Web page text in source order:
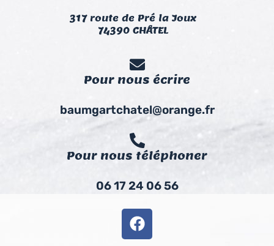
317 route de Pré la Joux
74390 CHÂTEL
Pour nous écrire
baumgartchatel@orange.fr
Pour nous téléphoner
06 17 24 06 56